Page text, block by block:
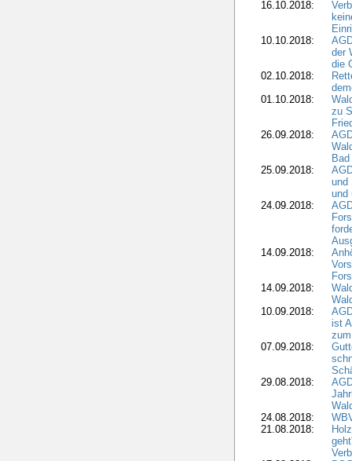
16.10.2018:
10.10.2018:
der
die
02.10.2018:
01.10.2018:
zu
26.09.2018:
25.09.2018:
und
und
24.09.2018:
14.09.2018:
14.09.2018:
10.09.2018:
ist
07.09.2018:
29.08.2018:
24.08.2018:
21.08.2018: